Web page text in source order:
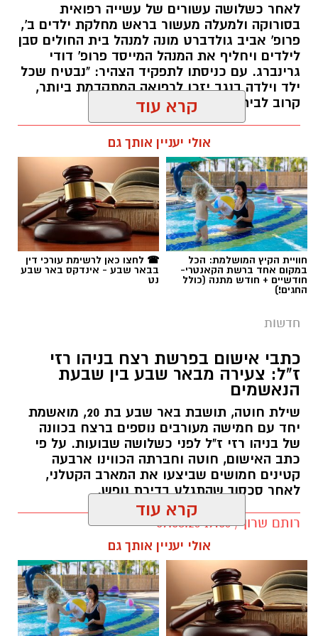
לאחר כשלושה עשורים של עשייה רפואית
בסורוקה ולמעלה מעשור בראש מחלקת ילדים ב',
פרופ' אביב גולדברט מונה למנהל בית החולים סבן
לילדים ויחליף את המנהל המייסד פרופ' דודי
גרינברג. עם כניסתו לתפקיד הצהיר: "נבטיח שכל
ילד וילדה בנגב יזכו לרפואה המתקדמת ביותר,
קרוב לבית".
תגים:פרופ' אביב גולדברט
קרדיט: סורוקה
המרכז הרפואי האוניברסיטאי סורוקה מקבוצת
כללית הודיע על מינויו של פרופ' אביב גולדברט
למנהל בית החולים סבן לילדים. פרופ' גולדברט
נכנס לנעליו של פרופ' דודי גרינברג, המנהל המייסד
של בית החולים, שהוביל לאורך שנים את החטיבה
קרא עוד
אולי יעניין אותך גם
חוויית הקיץ המושלמת: הכל
במקום אחד ברשת הקאנטרי-
חודשיים + חודש מתנה (כולל
החגים!)
☎ לחצו כאן לרשימת עורכי דין
בבאר שבע - אינדקס באר שבע
נט
חדשות
כתבי אישום בפרשת רצח בניהו רזי
ז"ל: צעירה מבאר שבע בין שבעת
הנאשמים
שילת חוטה, תושבת באר שבע בת 20, מואשמת
יחד עם חמישה מעורבים נוספים ברצח בכוונה
של בניהו רזי ז"ל לפני כשלושה שבועות. על פי
כתב האישום, חוטה וחברתה הכווינו ארבעה
קטינים חמושים שביצעו את המארב הקטלני,
לאחר סכסוך שהתגלע בדירת נופש.
רותם שרון / 19:06 07.08.26
תגים:רצח בניהו רזי ז"ל
קרא עוד
אולי יעניין אותך גם